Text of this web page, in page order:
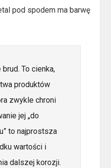
pod spodem ma barwę
brud. To cienka,
produktów
zwykle chroni
jej „do
to najprostsza
wartości i
dalszej korozji.